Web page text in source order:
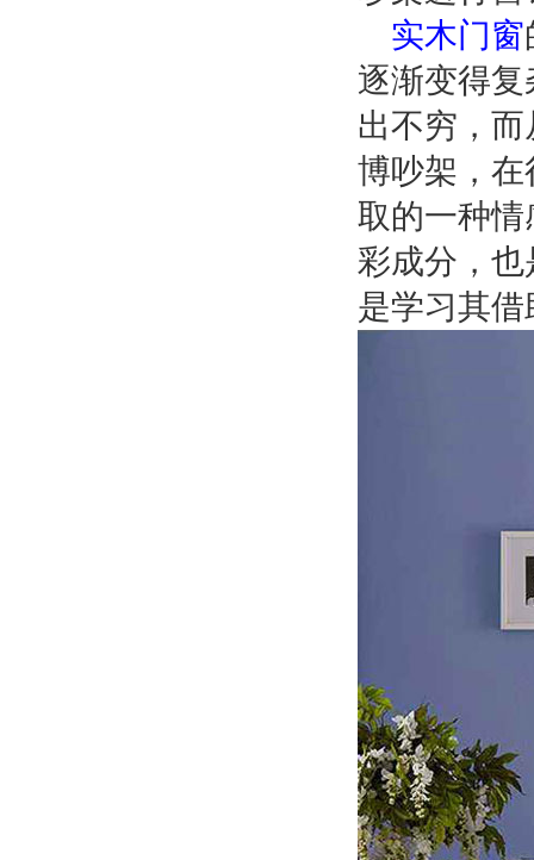
实木门窗
逐渐变得
出不穷，
博吵架，
取的一种
彩成分，
是学习其